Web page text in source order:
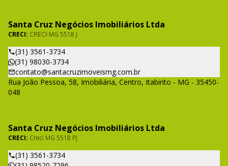
Santa Cruz Negócios Imobiliários Ltda
CRECI: CRECI-MG 5518 J
(31) 3561-3734
(31) 98030-3734
contato@santacruzimoveismg.com.br
Rua João Pessoa, 58, Imobiliária, Centro, Itabirito - MG - 35450-
048
Santa Cruz Negócios Imobiliários Ltda
CRECI: Creci MG 5518 PJ
(31) 3561-3734